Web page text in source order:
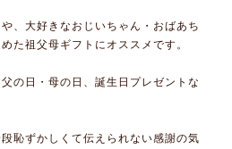
、大好きなおじいちゃん・おばあち
た祖父母ギフトにオススメです。
の日・母の日、誕生日プレゼントな
恥ずかしくて伝えられない感謝の気